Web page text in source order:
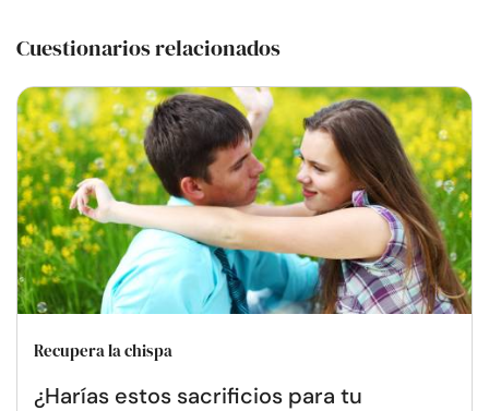
Cuestionarios relacionados
Recupera la chispa
¿Harías estos sacrificios para tu